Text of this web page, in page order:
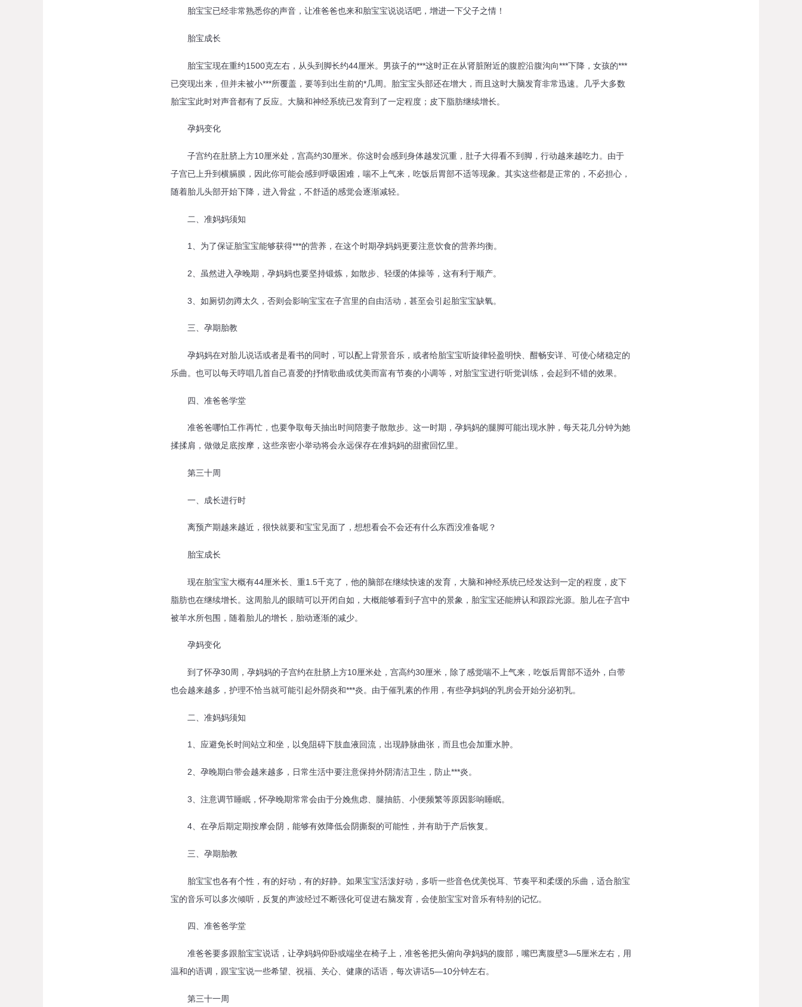
胎宝宝已经非常熟悉你的声音，让准爸爸也来和胎宝宝说说话吧，增进一下父子之情！
胎宝成长
胎宝宝现在重约1500克左右，从头到脚长约44厘米。男孩子的***这时正在从肾脏附近的腹腔沿腹沟向***下降，女孩的***
已突现出来，但并未被小***所覆盖，要等到出生前的*几周。胎宝宝头部还在增大，而且这时大脑发育非常迅速。几乎大多数
胎宝宝此时对声音都有了反应。大脑和神经系统已发育到了一定程度；皮下脂肪继续增长。
孕妈变化
子宫约在肚脐上方10厘米处，宫高约30厘米。你这时会感到身体越发沉重，肚子大得看不到脚，行动越来越吃力。由于
子宫已上升到横膈膜，因此你可能会感到呼吸困难，喘不上气来，吃饭后胃部不适等现象。其实这些都是正常的，不必担心，
随着胎儿头部开始下降，进入骨盆，不舒适的感觉会逐渐减轻。
二、准妈妈须知
1、为了保证胎宝宝能够获得***的营养，在这个时期孕妈妈更要注意饮食的营养均衡。
2、虽然进入孕晚期，孕妈妈也要坚持锻炼，如散步、轻缓的体操等，这有利于顺产。
3、如厕切勿蹲太久，否则会影响宝宝在子宫里的自由活动，甚至会引起胎宝宝缺氧。
三、孕期胎教
孕妈妈在对胎儿说话或者是看书的同时，可以配上背景音乐，或者给胎宝宝听旋律轻盈明快、酣畅安详、可使心绪稳定的
乐曲。也可以每天哼唱几首自己喜爱的抒情歌曲或优美而富有节奏的小调等，对胎宝宝进行听觉训练，会起到不错的效果。
四、准爸爸学堂
准爸爸哪怕工作再忙，也要争取每天抽出时间陪妻子散散步。这一时期，孕妈妈的腿脚可能出现水肿，每天花几分钟为她
揉揉肩，做做足底按摩，这些亲密小举动将会永远保存在准妈妈的甜蜜回忆里。
第三十周
一、成长进行时
离预产期越来越近，很快就要和宝宝见面了，想想看会不会还有什么东西没准备呢？
胎宝成长
现在胎宝宝大概有44厘米长、重1.5千克了，他的脑部在继续快速的发育，大脑和神经系统已经发达到一定的程度，皮下
脂肪也在继续增长。这周胎儿的眼睛可以开闭自如，大概能够看到子宫中的景象，胎宝宝还能辨认和跟踪光源。胎儿在子宫中
被羊水所包围，随着胎儿的增长，胎动逐渐的减少。
孕妈变化
到了怀孕30周，孕妈妈的子宫约在肚脐上方10厘米处，宫高约30厘米，除了感觉喘不上气来，吃饭后胃部不适外，白带
也会越来越多，护理不恰当就可能引起外阴炎和***炎。由于催乳素的作用，有些孕妈妈的乳房会开始分泌初乳。
二、准妈妈须知
1、应避免长时间站立和坐，以免阻碍下肢血液回流，出现静脉曲张，而且也会加重水肿。
2、孕晚期白带会越来越多，日常生活中要注意保持外阴清洁卫生，防止***炎。
3、注意调节睡眠，怀孕晚期常常会由于分娩焦虑、腿抽筋、小便频繁等原因影响睡眠。
4、在孕后期定期按摩会阴，能够有效降低会阴撕裂的可能性，并有助于产后恢复。
三、孕期胎教
胎宝宝也各有个性，有的好动，有的好静。如果宝宝活泼好动，多听一些音色优美悦耳、节奏平和柔缓的乐曲，适合胎宝
宝的音乐可以多次倾听，反复的声波经过不断强化可促进右脑发育，会使胎宝宝对音乐有特别的记忆。
四、准爸爸学堂
准爸爸要多跟胎宝宝说话，让孕妈妈仰卧或端坐在椅子上，准爸爸把头俯向孕妈妈的腹部，嘴巴离腹壁3—5厘米左右，用
温和的语调，跟宝宝说一些希望、祝福、关心、健康的话语，每次讲话5—10分钟左右。
第三十一周